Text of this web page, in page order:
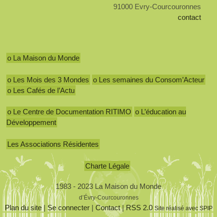
91000 Evry-Courcouronnes
contact
o La Maison du Monde
o Les Mois des 3 Mondes o Les semaines du Consom’Acteur
o Les Cafés de l’Actu
o Le Centre de Documentation RITIMO o L’éducation au
Développement
Les Associations Résidentes
Charte Légale
1983 - 2023 La Maison du Monde
d’Évry-Courcouronnes
Plan du site| Se connecter| Contact|RSS 2.0 Site réalisé avec SPIP